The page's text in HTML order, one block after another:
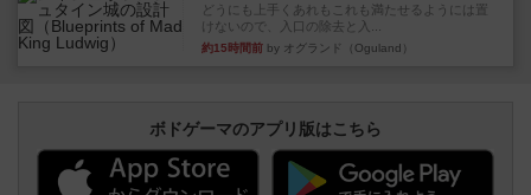
どうにも上手くあれもこれも満たせるようには置
けないので、入口の除去と入...
約15時間前 by オグランド（Oguland）
ボドゲーマのアプリ版はこちら